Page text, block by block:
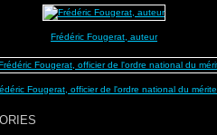
Frédéric Fougerat, auteur
Fougerat, officier de l'ordre national du mérite